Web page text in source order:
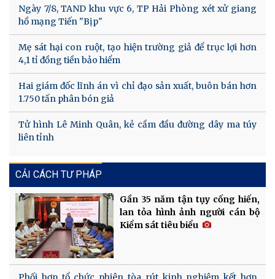
Ngày 7/8, TAND khu vực 6, TP Hải Phòng xét xử giang
hồ mạng Tiến "Bịp"
Mẹ sát hại con ruột, tạo hiện trường giả để trục lợi hơn
4,1 tỉ đồng tiền bảo hiểm
Hai giám đốc lĩnh án vì chỉ đạo sản xuất, buôn bán hơn
1.750 tấn phân bón giả
Tử hình Lê Minh Quân, kẻ cầm đầu đường dây ma túy
liên tỉnh
CẢI CÁCH TƯ PHÁP
Gần 35 năm tận tụy cống hiến,
lan tỏa hình ảnh người cán bộ
Kiểm sát tiêu biểu